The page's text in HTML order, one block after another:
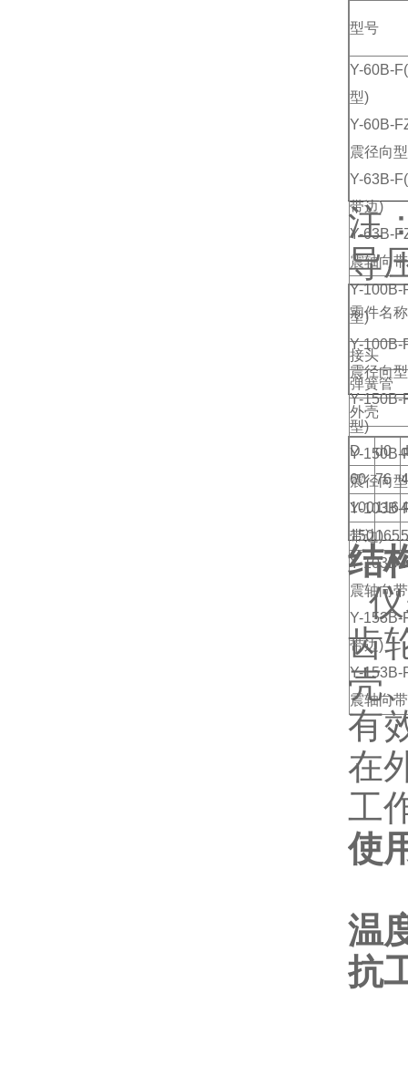
型号
Y-60B-
型)
Y-60B-
震径向
Y-63B-
带边)
Y-63B-
震轴向
Y-100B-
型)
Y-
震径向
Y-150B-
型)
Y-
震径向
Y-103B-
带边)
Y-
震轴向
Y-153B-
带边)
Y-
震轴向
注
导
零件名称
接头
弹簧管
外壳
D d0
60 76
100116
150165
结
齿
壳
有
在
工
使
温
抗